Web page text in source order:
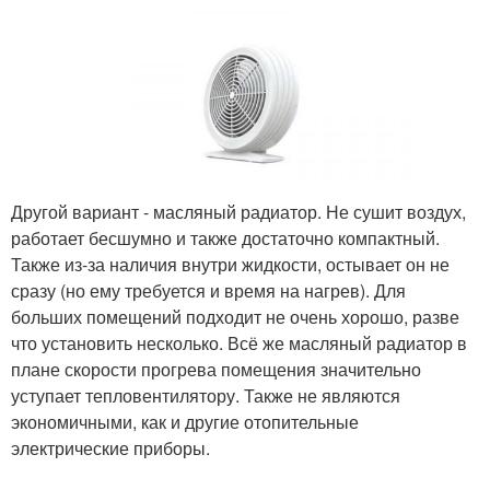
Другой вариант - масляный радиатор. Не сушит воздух,
работает бесшумно и также достаточно компактный.
Также из-за наличия внутри жидкости, остывает он не
сразу (но ему требуется и время на нагрев). Для
больших помещений подходит не очень хорошо, разве
что установить несколько. Всё же масляный радиатор в
плане скорости прогрева помещения значительно
уступает тепловентилятору. Также не являются
экономичными, как и другие отопительные
электрические приборы.